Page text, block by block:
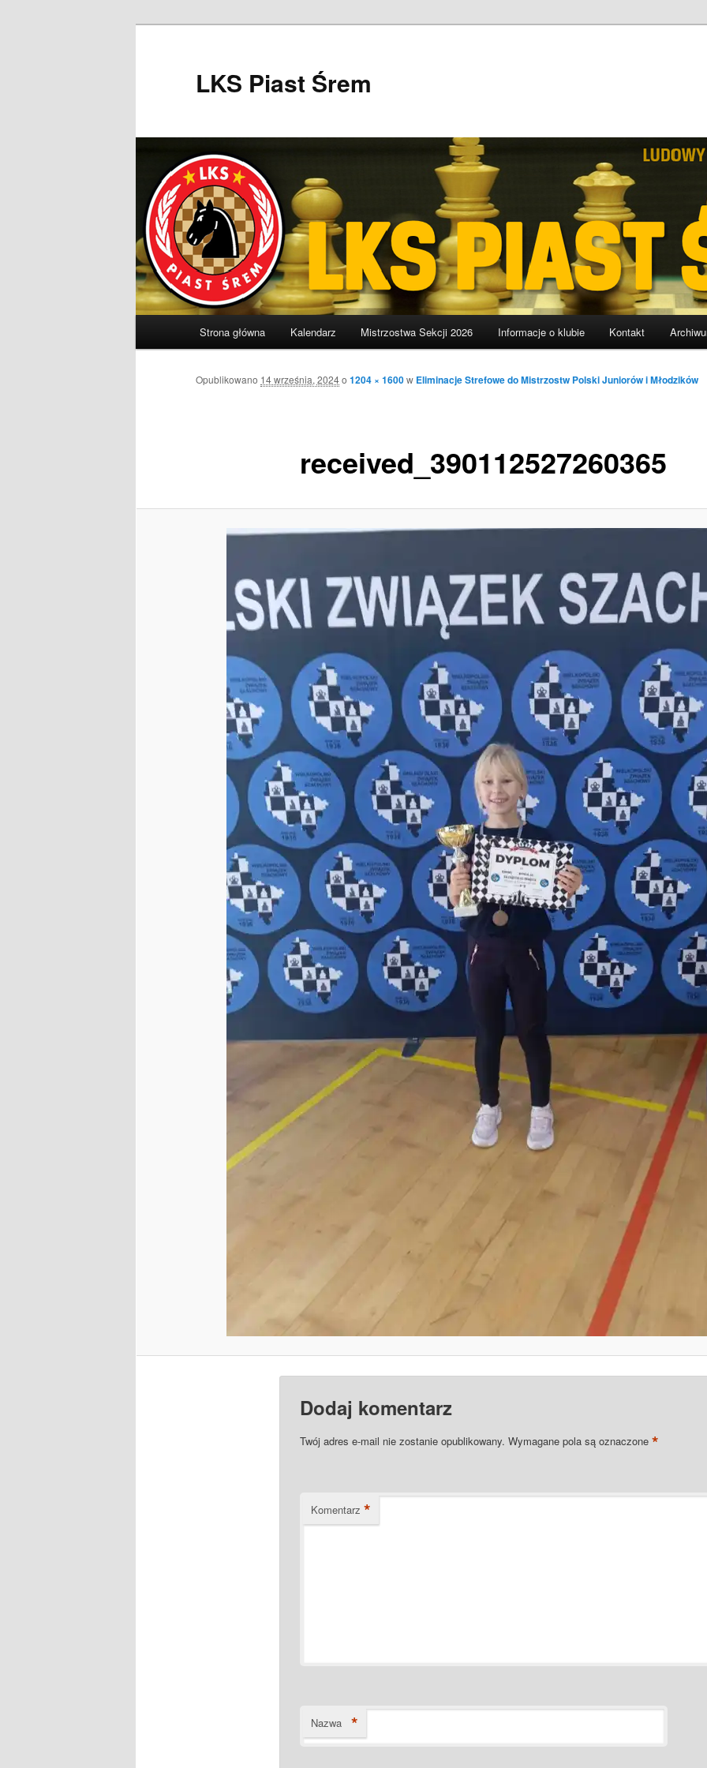
LKS Piast Śrem
Strona główna Kalendarz Mistrzostwa Sekcji 2026 Informacje o klubie Kontakt
received_390112527260365
Opublikowano 14 września, 2024o 1204 × 1600w Eliminacje Strefowe do Mistrzostw Polski Juniorów i Młodzików
Dodaj komentarz
Twój adres e-mail nie zostanie opublikowany. Wymagane pola są oznaczone *
Komentarz *
Nazwa *